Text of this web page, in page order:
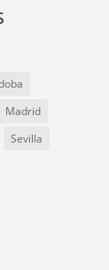
Madrid
Sevilla